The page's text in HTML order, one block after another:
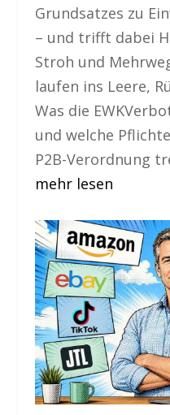
Grundsatzes zu
– und trifft dabei
Stroh und
laufen ins Leere,
Was die
und welche
P2B-Verordnung
mehr lesen